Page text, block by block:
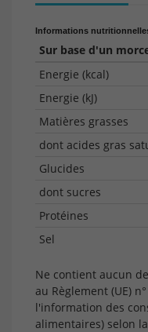
Informations
Sur base d'un
Energie (kcal)
Energie (kJ)
Matières grasses
dont acides gras
Glucides
dont sucres
Protéines
Sel
Ne contient aucun
au Règlement (UE)
l'information des
alimentaires) selon